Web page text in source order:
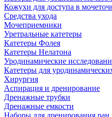
Кожухи для доступа в
Средства ухода
Мочеприемники
Уретральные катетеры
Катетеры Фолея
Катетеры Нелатона
Уродинамические
Катетеры для
Хирургия
Аспирация и дренирование
Дренажные трубки
Дренажные емкости
Наборы для дренирования ран